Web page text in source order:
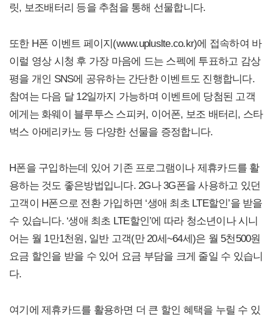
릿, 보조배터리 등을 추첨을 통해 선물합니다.
또한 H폰 이벤트 페이지(www.upluslte.co.kr)에 접속하여 바
이럴 영상 시청 후 가장 마음에 드는 스펙에 투표하고 감상
평을 개인 SNS에 공유하는 간단한 이벤트도 진행합니다.
참여는 다음 달 12일까지 가능하며 이벤트에 당첨된 고객
에게는 화웨이 블루투스 스피커, 이어폰, 보조 배터리, 스타
벅스 아메리카노 등 다양한 선물을 증정합니다.
H폰을 구입하는데 있어 기존 프로그램이나 제휴카드를 활
용하는 것도 좋은방법입니다. 2G나 3G폰을 사용하고 있던
고객이 H폰으로 전환 가입하면 ‘생애 최초 LTE할인’을 받을
수 있습니다. ‘생애 최초 LTE할인’에 따라 청소년이나 시니
어는 월 1만1천원, 일반 고객(만 20세~64세)은 월 5천500원
요금 할인을 받을 수 있어 요금 부담을 크게 줄일 수 있습니
다.
여기에 제휴카드를 활용하면 더 큰 할인 혜택을 누릴 수 있